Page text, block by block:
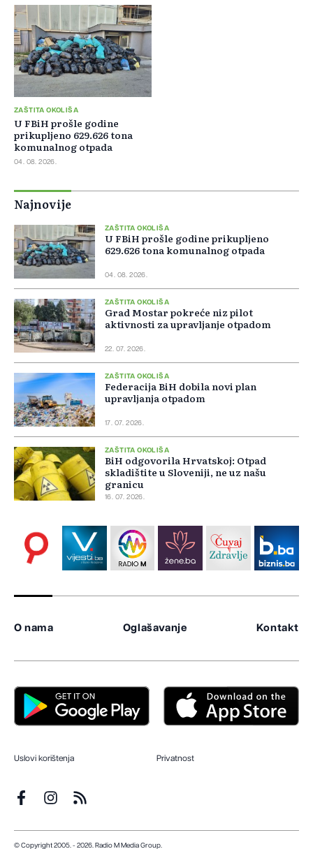
ZAŠTITA OKOLIŠA
U FBiH prošle godine
prikupljeno 629.626 tona
komunalnog otpada
04. 08. 2026.
Najnovije
ZAŠTITA OKOLIŠA
U FBiH prošle godine prikupljeno
629.626 tona komunalnog otpada
04. 08. 2026.
ZAŠTITA OKOLIŠA
Grad Mostar pokreće niz pilot
aktivnosti za upravljanje otpadom
22. 07. 2026.
ZAŠTITA OKOLIŠA
Federacija BiH dobila novi plan
upravljanja otpadom
17. 07. 2026.
ZAŠTITA OKOLIŠA
BiH odgovorila Hrvatskoj: Otpad
skladištite u Sloveniji, ne uz našu
granicu
16. 07. 2026.
O nama Oglašavanje Kontakt
Uslovi korištenja Privatnost
© Copyright 2005. - 2026. Radio M Media Group.